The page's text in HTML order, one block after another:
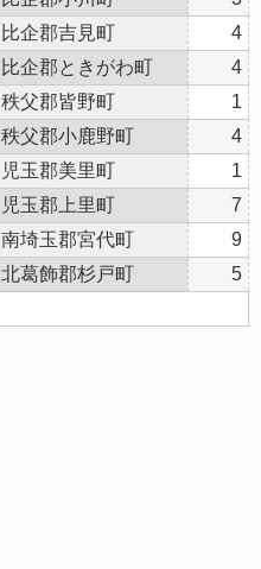
比企郡吉見町
4
比企郡ときがわ町
4
秩父郡皆野町
1
秩父郡小鹿野町
4
児玉郡美里町
1
児玉郡上里町
7
南埼玉郡宮代町
9
北葛飾郡杉戸町
5